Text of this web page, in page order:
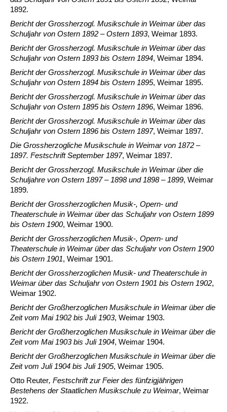
1892.
Bericht der Grossherzogl. Musikschule in Weimar über das
Schuljahr von Ostern 1892 – Ostern 1893, Weimar 1893.
Bericht der Grossherzogl. Musikschule in Weimar über das
Schuljahr von Ostern 1893 bis Ostern 1894, Weimar 1894.
Bericht der Grossherzogl. Musikschule in Weimar über das
Schuljahr von Ostern 1894 bis Ostern 1895, Weimar 1895.
Bericht der Grossherzogl. Musikschule in Weimar über das
Schuljahr von Ostern 1895 bis Ostern 1896, Weimar 1896.
Bericht der Grossherzogl. Musikschule in Weimar über das
Schuljahr von Ostern 1896 bis Ostern 1897, Weimar 1897.
Die Grossherzogliche Musikschule in Weimar von 1872 –
1897. Festschrift September 1897, Weimar 1897.
Bericht der Grossherzogl. Musikschule in Weimar über die
Schuljahre von Ostern 1897 – 1898 und 1898 – 1899, Weimar
1899.
Bericht der Grossherzoglichen Musik-, Opern- und
Theaterschule in Weimar über das Schuljahr von Ostern 1899
bis Ostern 1900, Weimar 1900.
Bericht der Grossherzoglichen Musik-, Opern- und
Theaterschule in Weimar über das Schuljahr von Ostern 1900
bis Ostern 1901, Weimar 1901.
Bericht der Grossherzoglichen Musik- und Theaterschule in
Weimar über das Schuljahr von Ostern 1901 bis Ostern 1902,
Weimar 1902.
Bericht der Großherzoglichen Musikschule in Weimar über die
Zeit vom Mai 1902 bis Juli 1903, Weimar 1903.
Bericht der Großherzoglichen Musikschule in Weimar über die
Zeit vom Mai 1903 bis Juli 1904, Weimar 1904.
Bericht der Großherzoglichen Musikschule in Weimar über die
Zeit vom Juli 1904 bis Juli 1905, Weimar 1905.
Otto Reuter, Festschrift zur Feier des fünfzigjährigen
Bestehens der Staatlichen Musikschule zu Weimar, Weimar
1922.